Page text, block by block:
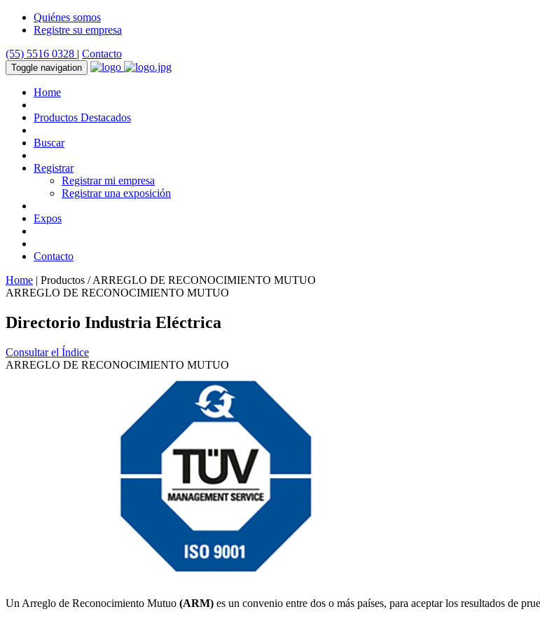
Quiénes somos
Registre su empresa
(55) 5516 0328 | Contacto
Toggle navigation
Home
Productos Destacados
Buscar
Registrar
Registrar mi empresa
Registrar una exposición
Expos
Contacto
Home | Productos / ARREGLO DE RECONOCIMIENTO MUTUO
ARREGLO DE RECONOCIMIENTO MUTUO
Directorio Industria Eléctrica
Consultar el Índice
ARREGLO DE RECONOCIMIENTO MUTUO
Un Arreglo de Reconocimiento Mutuo (ARM) es un convenio entre dos o más países, para aceptar los resultados de